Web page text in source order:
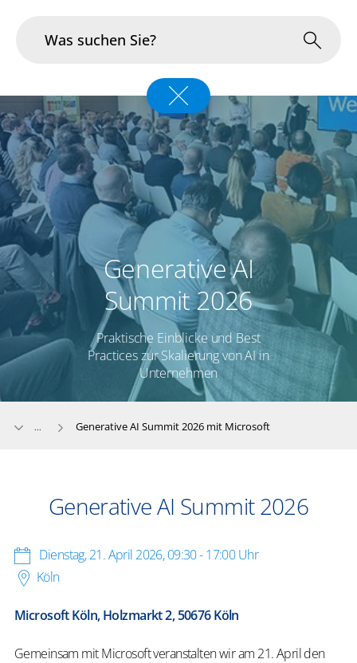
Branchen
Im Fokus
Portfolio
Infrastruktur & Betrieb
Über uns
Karriere
Generative AI
Summit 2026
Praktische Einblicke und Best
Practices zur Skalierung von AI in
Unternehmen
... Generative AI Summit 2026 mit Microsoft
Generative AI Summit 2026
Dienstag, 21. April 2026,09:30 - 17:00 Uhr
Köln
Microsoft Köln, Holzmarkt 2, 50676 Köln
Gemeinsam mit Microsoft veranstalten wir am 21. April den